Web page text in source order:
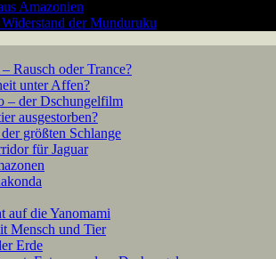
Amazonien
der Munduruku
Rausch oder Trance?
unter Affen?
– der Dschungelfilm
ausgestorben?
größten Schlange
für Jaguar
auf die Yanomami
Mensch und Tier
Erde